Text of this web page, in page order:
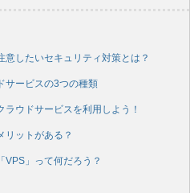
したいセキュリティ対策とは？
サービスの3つの種類
ウドサービスを利用しよう！
リットがある？
VPS」って何だろう？